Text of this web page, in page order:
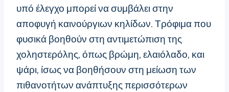
υπό έλεγχο μπορεί να συμβάλει στην
αποφυγή καινούργιων κηλίδων. Τρόφιμα που
φυσικά βοηθούν στη αντιμετώπιση της
χοληστερόλης, όπως βρώμη, ελαιόλαδο, και
ψάρι, ίσως να βοηθήσουν στη μείωση των
πιθανοτήτων ανάπτυξης περισσότερων